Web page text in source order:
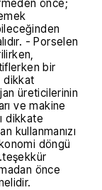
önce;
- Porselen
bir
dikkat
üreticilerinin
ve makine
dikkate
kullanmanızı
döngü
önce